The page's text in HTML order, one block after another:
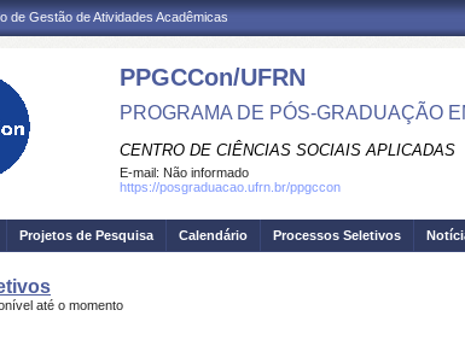
de Gestão de Atividades Acadêmicas
PPGCCon/UFRN
PROGRAMA DE PÓS-GRADUAÇÃO
CENTRO DE CIÊNCIAS SOCIAIS APLICADAS
E-mail: Não informado
https://posgraduacao.ufrn.br/ppgccon
Projetos de Pesquisa Calendário Processos Seletivos
até o momento